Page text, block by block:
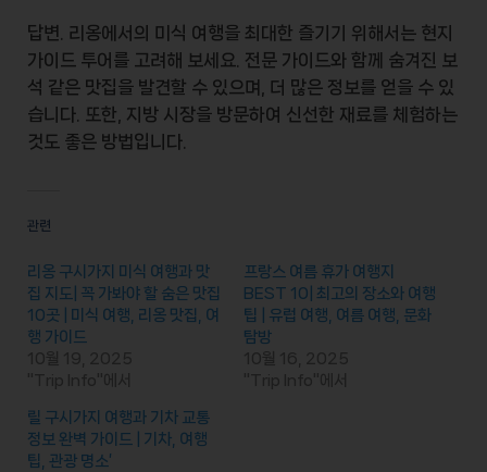
답변. 리옹에서의 미식 여행을 최대한 즐기기 위해서는 현지
가이드 투어 를 고려해 보세요. 전문 가이드와 함께 숨겨진 보
석 같은 맛집을 발견할 수 있으며, 더 많은 정보를 얻을 수 있
습니다. 또한, 지방 시장을 방문하여 신선한 재료를 체험하는
것도 좋은 방법입니다.
관련
리옹 구시가지 미식 여행과 맛
집 지도| 꼭 가봐야 할 숨은 맛집
10곳 | 미식 여행, 리옹 맛집, 여
행 가이드
프랑스 여름 휴가 여행지
BEST 10| 최고의 장소와 여행
팁 | 유럽 여행, 여름 여행, 문화
탐방
릴 구시가지 여행과 기차 교통
정보 완벽 가이드 | 기차, 여행
팁, 관광 명소’